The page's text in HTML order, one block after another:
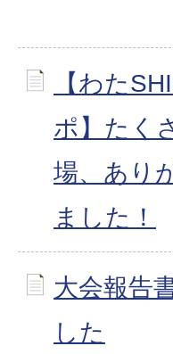
【わた
ポ】たく
場、あり
ました！
大会報告
した